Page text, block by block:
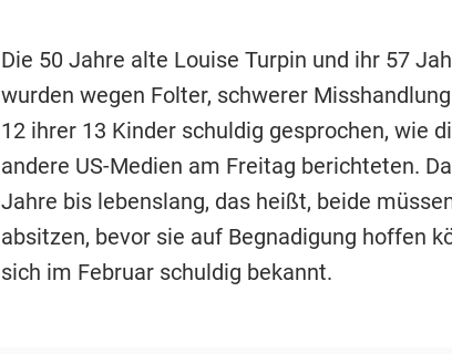
Die 50 Jahre alte Louise Turpin und ihr 57
wurden wegen Folter, schwerer
12 ihrer 13 Kinder schuldig gesprochen, wie
andere US-Medien am Freitag berichteten.
Jahre bis lebenslang, das heißt, beide
absitzen, bevor sie auf Begnadigung hoffen
sich im Februar schuldig bekannt.